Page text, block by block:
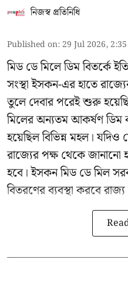
নিজস্ব প্রতিনিধি
Published on: 29 Jul 2026,
মিড ডে মিলে ডিম বিতর্কে
সংস্থা ইসকন-এর হাতে
তুলে দেবার পরেই শুরু
মিলের অন্যতম আকর্ষণ ডিম
হয়েছিল বিভিন্ন মহল। যদিও
রাজ্যের পক্ষ থেকে জানানো
হবে। ইসকন মিড ডে মিল
বিতরণের ব্যবস্থা করবে